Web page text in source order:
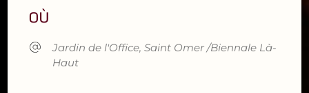
OÙ
Jardin de l'Office, Saint Omer /Biennale Là-
Haut